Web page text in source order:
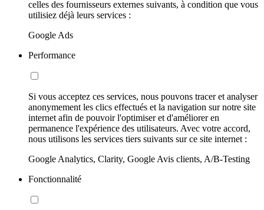
celles des fournisseurs externes suivants, à condition que vous
utilisiez déjà leurs services :
Google Ads
Performance
Si vous acceptez ces services, nous pouvons tracer et analyser
anonymement les clics effectués et la navigation sur notre site
internet afin de pouvoir l'optimiser et d'améliorer en
permanence l'expérience des utilisateurs. Avec votre accord,
nous utilisons les services tiers suivants sur ce site internet :
Google Analytics, Clarity, Google Avis clients, A/B-Testing
Fonctionnalité